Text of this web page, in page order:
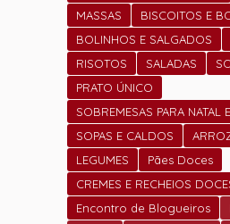
MASSAS
BISCOITOS E
BOLINHOS E SALGADOS
RISOTOS
SALADAS
PRATO ÚNICO
SOBREMESAS PARA NATAL
SOPAS E CALDOS
LEGUMES
Pães Doces
CREMES E RECHEIOS
Encontro de Blogueiros